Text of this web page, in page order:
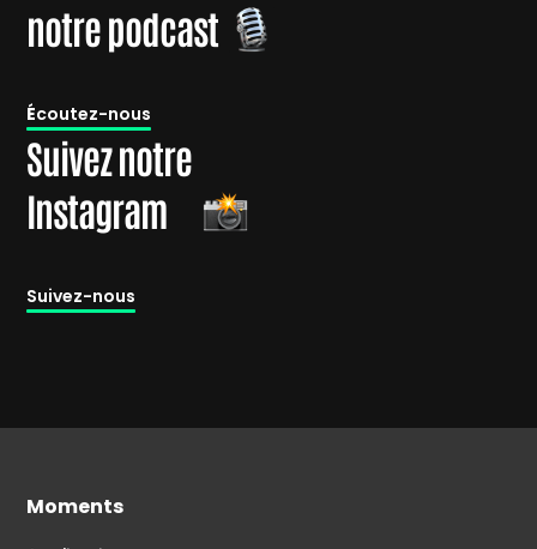
notre podcast
Écoutez-nous
Suivez notre
Instagram
Suivez-nous
Moments